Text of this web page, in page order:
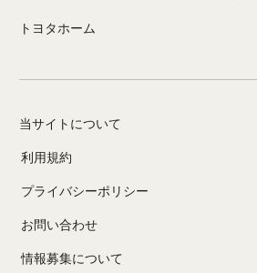
トヨタホーム
当サイトについて
利用規約
プライバシーポリシー
お問い合わせ
情報募集について